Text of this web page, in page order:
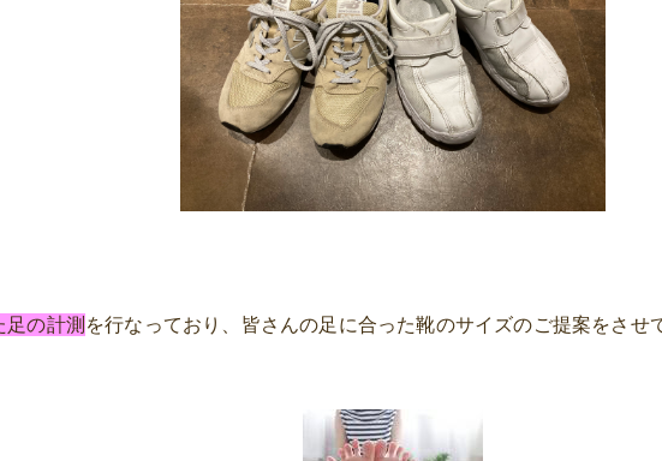
の計測 を行なっており、皆さんの足に合った靴のサイズのご提案をさせ